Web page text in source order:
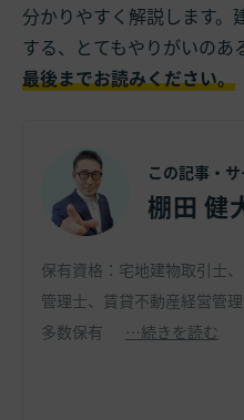
分かりやすく解説します。
する、とてもやりがいのあ
最後までお読みください。
この記事・
棚田 健
保有資格：宅地建物取引士
管理士、賃貸不動産経営管
多数保有
…続きを読む